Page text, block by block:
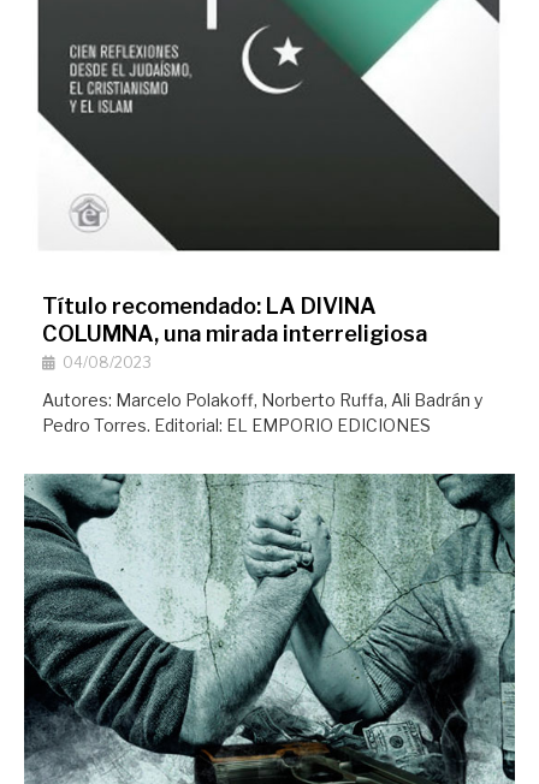
Título recomendado: LA DIVINA
COLUMNA, una mirada interreligiosa
04/08/2023
Autores: Marcelo Polakoff, Norberto Ruffa, Ali Badrán y
Pedro Torres. Editorial: EL EMPORIO EDICIONES